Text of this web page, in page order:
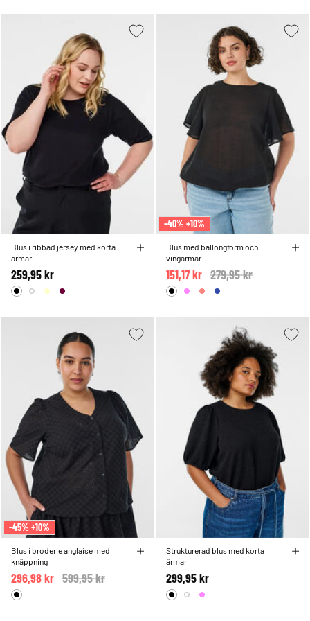
Blus i ribbad jersey med korta
ärmar
259,95 kr
-40% +10%
Blus med ballongform och
vingärmar
Price reduced from
279,95 kr
151,17 kr
-45% +10%
Blus i broderie anglaise med
knäppning
Price reduced from
599,95 kr
296,98 kr
Strukturerad blus med korta
ärmar
299,95 kr